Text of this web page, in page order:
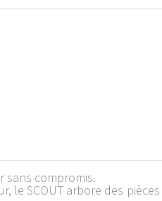
sans compromis.
SCOUT arbore des